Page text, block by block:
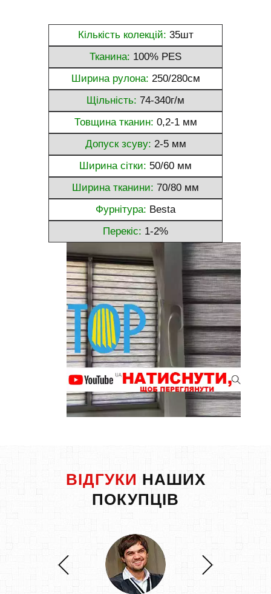
Кількість колекцій: 35шт
Тканина: 100% PES
Ширина рулона: 250/280см
Щільність: 74-340г/м
Товщина тканин: 0,2-1 мм
Допуск зсуву: 2-5 мм
Ширина сітки: 50/60 мм
Ширина тканини: 70/80 мм
Фурнітура: Besta
Перекіс: 1-2%
ВІДГУКИ НАШИХ
ПОКУПЦІВ